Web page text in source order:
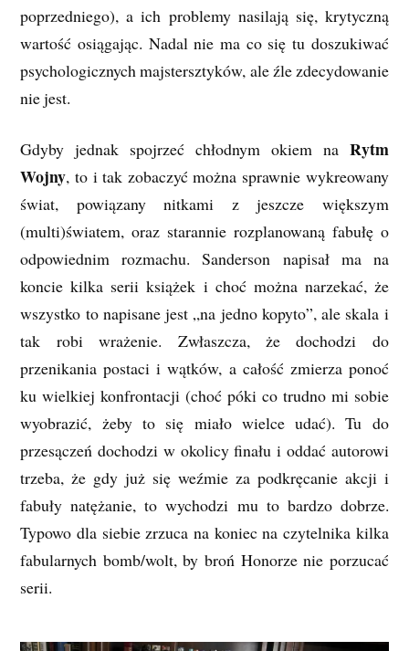
poprzedniego), a ich problemy nasilają się, krytyczną
wartość osiągając. Nadal nie ma co się tu doszukiwać
psychologicznych majstersztyków, ale źle zdecydowanie
nie jest.
Gdyby jednak spojrzeć chłodnym okiem na Rytm
Wojny, to i tak zobaczyć można sprawnie wykreowany
świat, powiązany nitkami z jeszcze większym
(multi)światem, oraz starannie rozplanowaną fabułę o
odpowiednim rozmachu. Sanderson napisał ma na
koncie kilka serii książek i choć można narzekać, że
wszystko to napisane jest „na jedno kopyto”, ale skala i
tak robi wrażenie. Zwłaszcza, że dochodzi do
przenikania postaci i wątków, a całość zmierza ponoć
ku wielkiej konfrontacji (choć póki co trudno mi sobie
wyobrazić, żeby to się miało wielce udać). Tu do
przesączeń dochodzi w okolicy finału i oddać autorowi
trzeba, że gdy już się weźmie za podkręcanie akcji i
fabuły natężanie, to wychodzi mu to bardzo dobrze.
Typowo dla siebie zrzuca na koniec na czytelnika kilka
fabularnych bomb/wolt, by broń Honorze nie porzucać
serii.